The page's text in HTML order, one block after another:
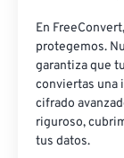
En
protegemos.
garantiza que
conviertas una
cifrado
riguroso,
tus datos.